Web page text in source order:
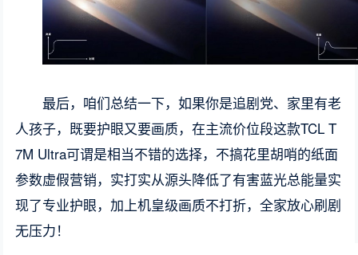
最后，咱们总结一下，如果你是追剧党、家里有老
人孩子，既要护眼又要画质，在主流价位段这款TCL T
7M Ultra可谓是相当不错的选择，不搞花里胡哨的纸面
参数虚假营销，实打实从源头降低了有害蓝光总能量实
现了专业护眼，加上机皇级画质不打折，全家放心刷剧
无压力！